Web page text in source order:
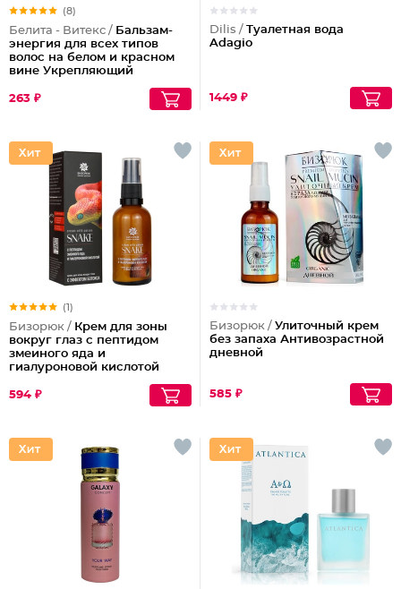
(8)
Белита - Витекс / Бальзам-
энергия для всех типов
волос на белом и красном
вине Укрепляющий
263 ₽
Dilis / Туалетная вода
Adagio
1449 ₽
(1)
Бизорюк / Крем для зоны
вокруг глаз с пептидом
змеиного яда и
гиалуроновой кислотой
594 ₽
Бизорюк / Улиточный крем
без запаха Антивозрастной
дневной
585 ₽